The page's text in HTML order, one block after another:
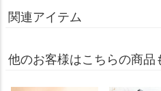
関連アイテム
他のお客様はこちらの商品